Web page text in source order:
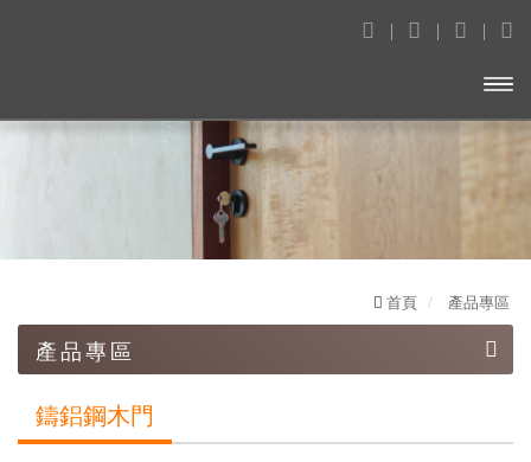
首頁 產品專區
產品專區
鑄鋁鋼木門
造型壓花玄關門
鑄鋁鋼木門